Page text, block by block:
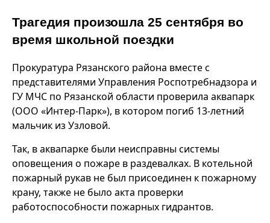
Трагедия произошла 25 сентября во
время школьной поездки
Прокуратура Рязанского района вместе с
представителями Управления Роспотребнадзора и
ГУ МЧС по Рязанской области проверила аквапарк
(ООО «Интер-Парк»), в котором погиб 13-летний
мальчик из Узловой.
Так, в аквапарке были неисправны системы
оповещения о пожаре в раздевалках. В котельной
пожарный рукав не был присоединен к пожарному
крану, также не было акта проверки
работоспособности пожарных гидрантов.